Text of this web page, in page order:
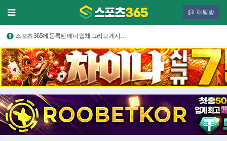
채팅방
스포츠 365에 등록된 배너 업체 그리고 게시…